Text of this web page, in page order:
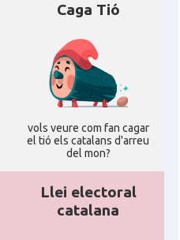
Caga Tió
vols veure com fan cagar
el tió els catalans d'arreu
del mon?
Llei electoral
catalana